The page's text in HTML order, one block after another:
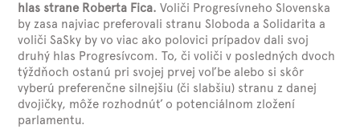
hlas strane Roberta Fica. Voliči Progresívneho Slovenska
by zasa najviac preferovali stranu Sloboda a Solidarita a
voliči SaSky by vo viac ako polovici prípadov dali svoj
druhý hlas Progresívcom. To, či voliči v posledných dvoch
týždňoch ostanú pri svojej prvej voľbe alebo si skôr
vyberú preferenčne silnejšiu (či slabšiu) stranu z danej
dvojičky, môže rozhodnúť o potenciálnom zložení
parlamentu.